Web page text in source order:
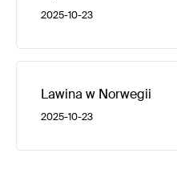
2025-10-23
Lawina w Norwegii
2025-10-23